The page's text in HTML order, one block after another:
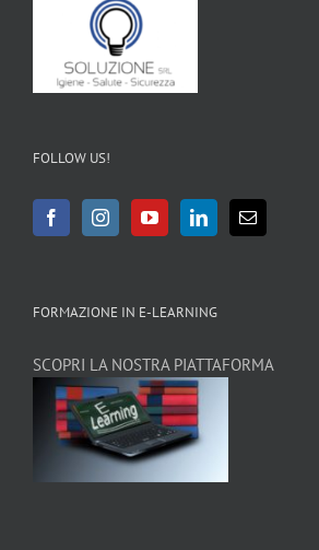
FOLLOW US!
FORMAZIONE IN E-LEARNING
SCOPRI LA NOSTRA PIATTAFORMA